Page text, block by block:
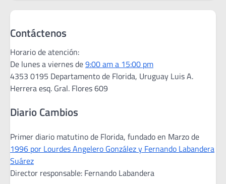
Contáctenos
Horario de atención:
De lunes a viernes de9:00 am a 15:00 pm
4353 0195 Departamento de Florida, Uruguay Luis A.
Herrera esq. Gral. Flores 609
Diario Cambios
Primer diario matutino de Florida, fundado en Marzo de
1996 por Lourdes Angelero González y Fernando Labandera
Suárez
Director responsable: Fernando Labandera